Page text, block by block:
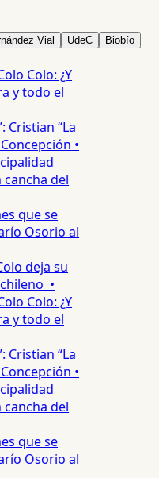
Vial UdeC Biobío
Colo: ¿Y
y todo el
“La
•
del
que se
Osorio al
deja su
•
Colo: ¿Y
y todo el
“La
•
del
que se
Osorio al